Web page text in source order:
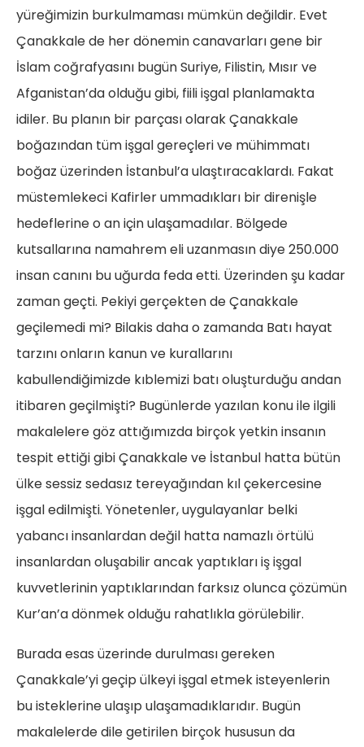
yüreğimizin burkulmaması mümkün değildir. Evet
Çanakkale de her dönemin canavarları gene bir
İslam coğrafyasını bugün Suriye, Filistin, Mısır ve
Afganistan’da olduğu gibi, fiili işgal planlamakta
idiler. Bu planın bir parçası olarak Çanakkale
boğazından tüm işgal gereçleri ve mühimmatı
boğaz üzerinden İstanbul’a ulaştıracaklardı. Fakat
müstemlekeci Kafirler ummadıkları bir direnişle
hedeflerine o an için ulaşamadılar. Bölgede
kutsallarına namahrem eli uzanmasın diye 250.000
insan canını bu uğurda feda etti. Üzerinden şu kadar
zaman geçti. Pekiyi gerçekten de Çanakkale
geçilemedi mi? Bilakis daha o zamanda Batı hayat
tarzını onların kanun ve kurallarını
kabullendiğimizde kıblemizi batı oluşturduğu andan
itibaren geçilmişti? Bugünlerde yazılan konu ile ilgili
makalelere göz attığımızda birçok yetkin insanın
tespit ettiği gibi Çanakkale ve İstanbul hatta bütün
ülke sessiz sedasız tereyağından kıl çekercesine
işgal edilmişti. Yönetenler, uygulayanlar belki
yabancı insanlardan değil hatta namazlı örtülü
insanlardan oluşabilir ancak yaptıkları iş işgal
kuvvetlerinin yaptıklarından farksız olunca çözümün
Kur’an’a dönmek olduğu rahatlıkla görülebilir.
Burada esas üzerinde durulması gereken
Çanakkale’yi geçip ülkeyi işgal etmek isteyenlerin
bu isteklerine ulaşıp ulaşamadıklarıdır. Bugün
makalelerde dile getirilen birçok hususun da